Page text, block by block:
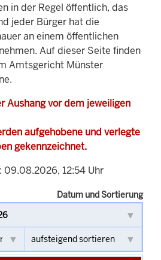
in der Regel öffentlich, das
jeder Bürger hat die
an einem öffentlichen
Auf dieser Seite finden
Amtsgericht Münster
Aushang vor dem jeweiligen
aufgehobene und verlegte
gekennzeichnet.
12:54 Uhr
Datum und Sortierung